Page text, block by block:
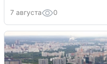
7 августа 0